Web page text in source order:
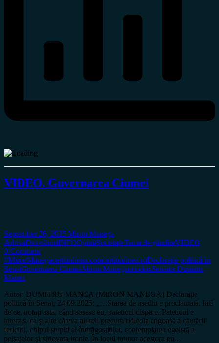
VIDEO. Guvernarea Ciumei
September 26, 2025 Miron Manega
ArhivaDezvăluiriINFOOpiniiSocietateTema de gândireVIDEO
0 Comment
#MironManegacertitudinea.comcertitudinea.roDeclarație politică în
SenatGuvernarea CiumeiMiron ManegaortodoxSenator Dumitru
Manea
Autor: DUMITRU MANEA (MIRON MANEGA) Declarație
politică în Senat, 24.09.2025: „…Starea de asediu e proclamată. Iată
de ce, notați asta, când sosesc eu, pateticul dispare. Pateticul e
interzis, ca şi alte câteva aiureli precum ridicola angoasă a căutării
fericirii, chipul stupid al îndrăgostiților, contemplarea egoistă a
peisajelor şi vinovata ironie. În locul tuturor acestora eu…